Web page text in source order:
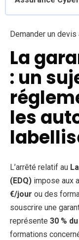
Demander un
La
: un
les
L’arrêté relatif au
(EDQ) impose aux
€/jour ou des
souscrire une
représente 30 %
formations